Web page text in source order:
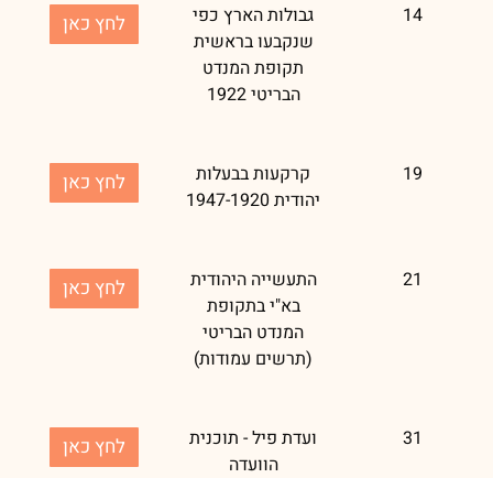
14
גבולות הארץ כפי
שנקבעו בראשית
תקופת המנדט
הבריטי 1922
לחץ כאן
19
קרקעות בבעלות
יהודית 1947-1920
לחץ כאן
21
התעשייה היהודית
בא"י בתקופת
המנדט הבריטי
(תרשים עמודות)
לחץ כאן
31
ועדת פיל - תוכנית
הוועדה
לחץ כאן